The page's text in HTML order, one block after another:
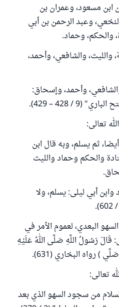
ابن مسعود، وعمران بن
وعبد الرحمن بن أبي
والحكم، وحماد.
والشافعي، وأحمد،
وأحمد، وإسحاق:
/ 428 – 429).
تعالى:
ثم يسلم، وبه قال ابن
والحكم وحماد والليث
أبي ليلى: يسلم، ولا
البعدي، لعموم الأمر في
رَسُولُ اللَّهِ صَلَّى اللهُ عَلَيْهِ
) رواه البخاري (631).
تعالى:
من سجود السهو الذي بعد